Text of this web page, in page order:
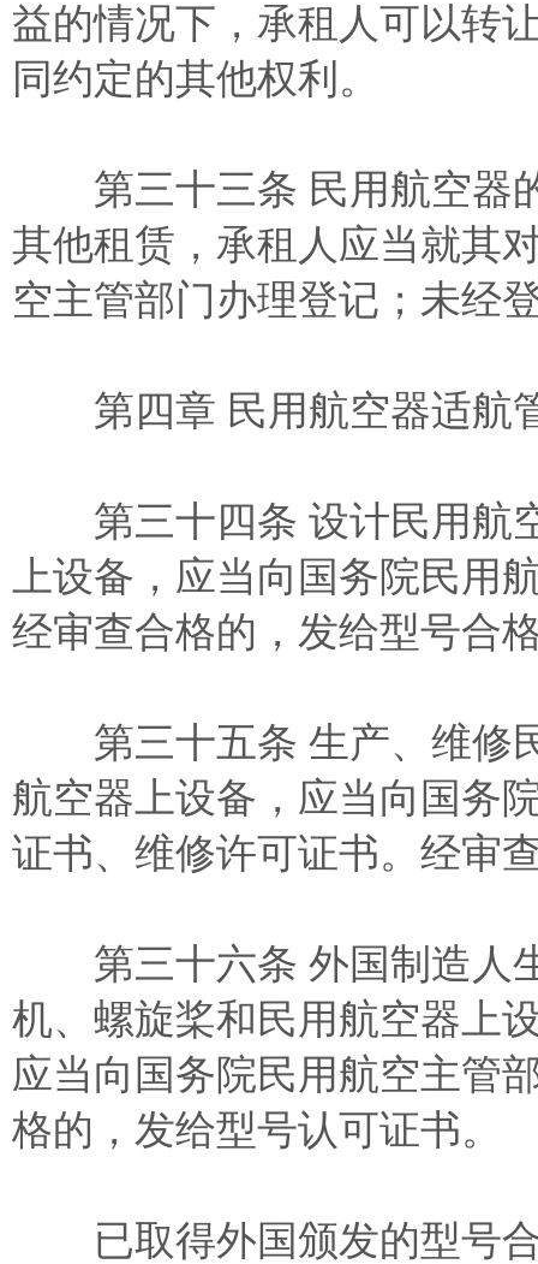
益的情况下，承租人可以转
同约定的其他权利。
第三十三条 民用航空器
其他租赁，承租人应当就其
空主管部门办理登记；未经
第四章 民用航空器适航
第三十四条 设计民用航
上设备，应当向国务院民用
经审查合格的，发给型号合
第三十五条 生产、维修
航空器上设备，应当向国务
证书、维修许可证书。经审
第三十六条 外国制造人
机、螺旋桨和民用航空器上
应当向国务院民用航空主管
格的，发给型号认可证书。
已取得外国颁发的型号合